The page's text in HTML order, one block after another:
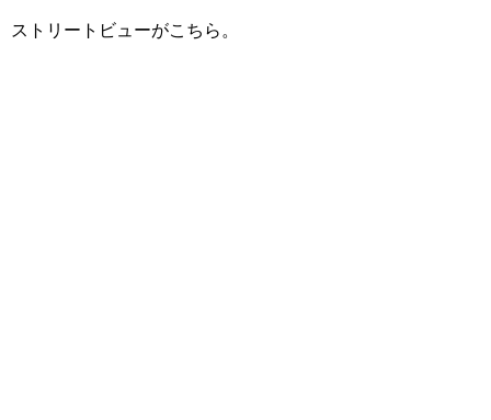
ストリートビューがこちら。